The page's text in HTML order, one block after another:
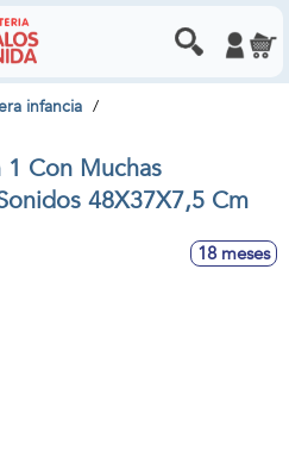
infancia
1 Con Muchas
48X37X7,5 Cm
18 meses